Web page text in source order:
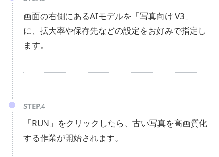
画面の右側にあるAIモデルを「写真向け V3」
に、拡大率や保存先などの設定をお好みで指定し
ます。
STEP.4
「RUN」をクリックしたら、古い写真を高画質化
する作業が開始されます。